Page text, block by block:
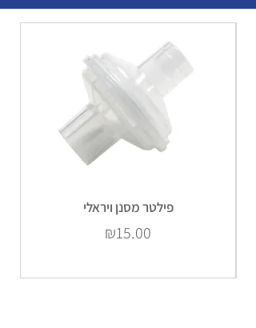
פילטר מסנן ויראלי
Price
₪15.00